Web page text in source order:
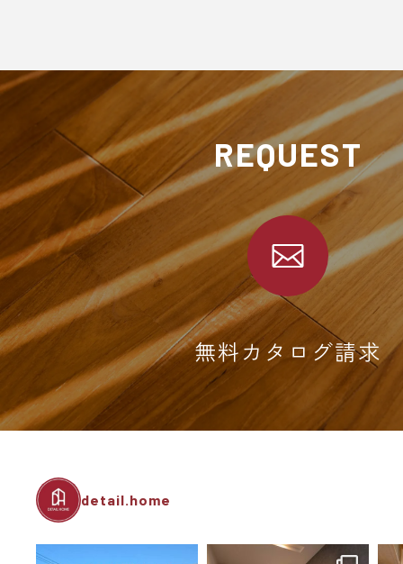
REQUEST
無料カタログ請求
detail.home